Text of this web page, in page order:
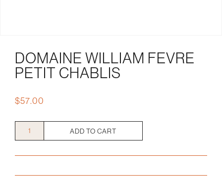
DOMAINE WILLIAM FEVRE
PETIT CHABLIS
$57.00
Domaine
ADD TO CART